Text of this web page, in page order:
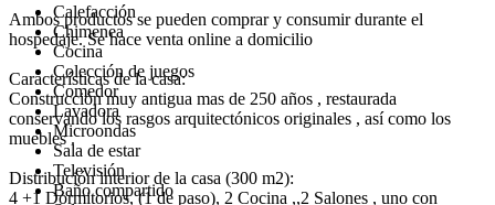
Ambos productos se pueden comprar y consumir durante el
hospedaje. Se hace venta online a domicilio
Características de la casa:
Construcción muy antigua mas de 250 años , restaurada
conservando los rasgos arquitectónicos originales , así como los
muebles .
Distribución interior de la casa (300 m2):
4 +1 Dormitorios, (1 de paso), 2 Cocina ,,2 Salones , uno con
Calefacción
Chimenea
Cocina
Colección de juegos
Comedor
Lavadora
Microondas
Sala de estar
Televisión
Baño compartido